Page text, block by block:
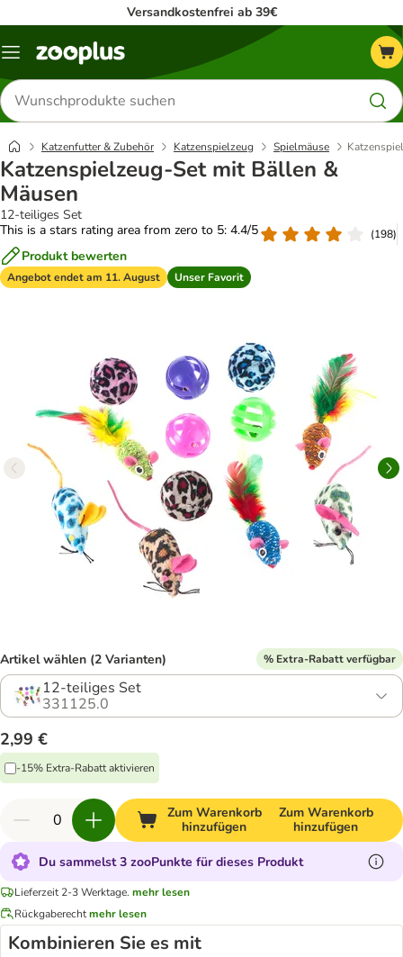
Versandkostenfrei ab 39€
Menü
Produkte
suchen
Katzenfutter & Zubehör Katzenspielzeug Spielmäuse
Katzenspielzeug-Set mit Bällen &
Mäusen
12-teiliges Set
This is a stars rating area from zero to 5: 4.4/5
(198)
Produkt bewerten
Angebot endet am 11. August Unser Favorit
Artikel wählen (2 Varianten) % Extra-Rabatt verfügbar
12-teiliges Set
331125.0
2,99 €
-15% Extra-Rabatt aktivieren
Zum Warenkorb
hinzufügen
Zum Warenkorb
hinzufügen
Du sammelst 3 zooPunkte für dieses Produkt
Lieferzeit 2-3 Werktage. mehr lesen
Rückgaberechtmehr lesen
Kombinieren Sie es mit